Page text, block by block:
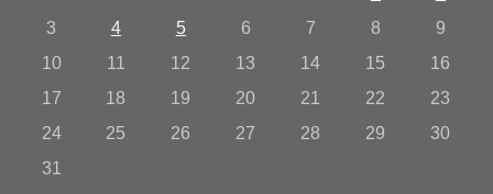
3
4 5 6 7 8
9
10
11 12 13 14 15
16
17
18 19 20 21 22
23
24
25 26 27 28 29
30
31